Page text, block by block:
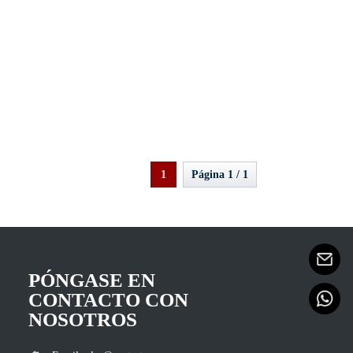
1 Página 1 / 1
PÓNGASE EN
CONTACTO CON
NOSOTROS